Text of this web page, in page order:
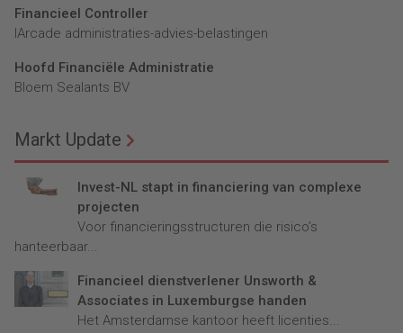
Financieel Controller
lArcade administraties-advies-belastingen
Hoofd Financiële Administratie
Bloem Sealants BV
Markt Update
Invest-NL stapt in financiering van complexe
projecten
Voor financieringsstructuren die risico’s
hanteerbaar...
Financieel dienstverlener Unsworth &
Associates in Luxemburgse handen
Het Amsterdamse kantoor heeft licenties...